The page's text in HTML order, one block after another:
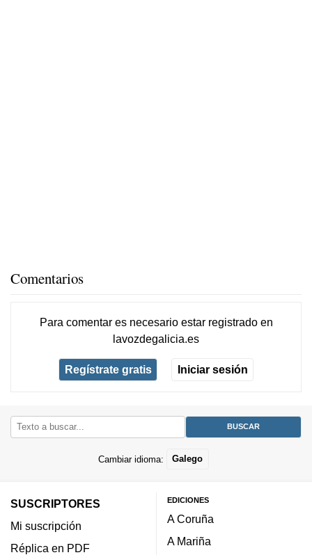
Comentarios
Para comentar es necesario estar registradoen
lavozdegalicia.es
Regístrate gratis Iniciar sesión
Cambiar idioma: Galego
SUSCRIPTORES
Mi suscripción
Réplica en PDF
EDICIONES
A Coruña
A Mariña